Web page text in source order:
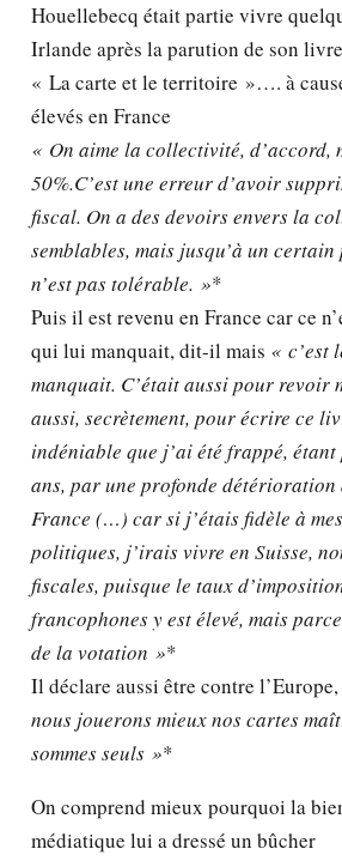
Houellebecq était partie vivre
Irlande après la parution de son livre
« La carte et le territoire »…. à
élevés en France
« On aime la collectivité, d’accord,
50%.C’est une erreur d’avoir
fiscal. On a des devoirs envers la
semblables, mais jusqu’à un
n’est pas tolérable. »*
Puis il est revenu en France car ce
qui lui manquait, dit-il mais « c’est
manquait. C’était aussi pour revoir
aussi, secrètement, pour écrire ce
indéniable que j’ai été frappé,
ans, par une profonde
France (…) car si j’étais fidèle à
politiques, j’irais vivre en Suisse,
fiscales, puisque le taux
francophones y est élevé, mais
de la votation »*
Il déclare aussi être contre
nous jouerons mieux nos cartes
sommes seuls »*
On comprend mieux pourquoi la
médiatique lui a dressé un bûcher